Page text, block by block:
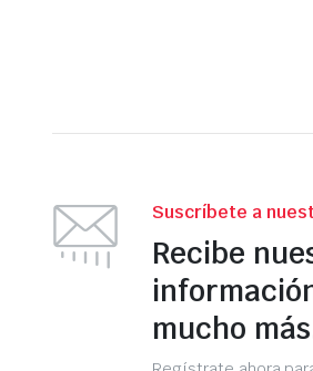
Suscríbete a
Recibe
mucho